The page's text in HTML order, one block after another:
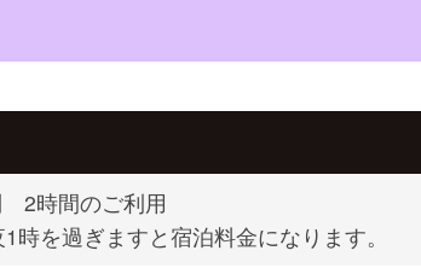
2時間のご利用
時を過ぎますと宿泊料金になります。